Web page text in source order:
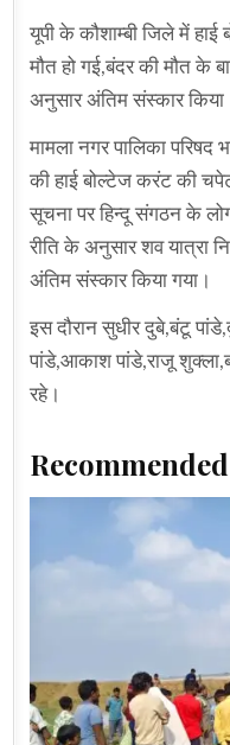
यूपी के कौशाम्बी जिले में
मौत हो गई,बंदर की मौत के
अनुसार अंतिम संस्कार
मामला नगर पालिका परिषद
की हाई बोल्टेज करंट की
सूचना पर हिन्दू संगठन के
रीति के अनुसार शव यात्रा
अंतिम संस्कार किया गया।
इस दौरान सुधीर दुबे,बंटू
पांडे,आकाश पांडे,राजू
रहे।